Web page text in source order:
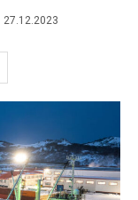
27.12.2023